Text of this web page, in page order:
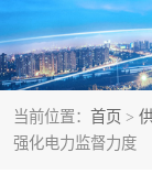
当前位置： 首页 >
强化电力监督力度
NR12认证
ART认证
巴西认证